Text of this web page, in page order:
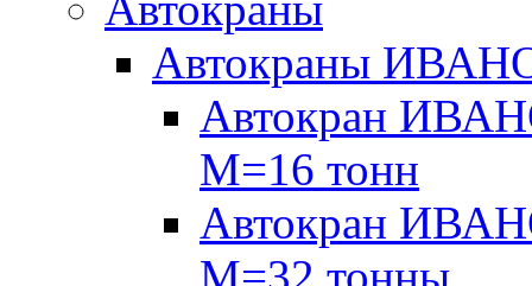
Автокраны
Автокран
М=16 тонн
Автокран